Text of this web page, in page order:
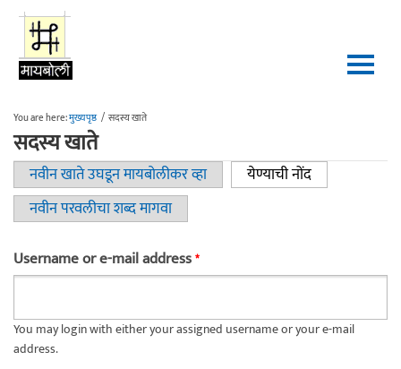
Skip to main content
You are here:मुख्यपृष्ठ / सदस्य खाते
सदस्य खाते
Primary tabs
नवीन खाते उघडून मायबोलीकर व्हा येण्याची नोंद(active tab)
नवीन परवलीचा शब्द मागवा
Username or e-mail address*
You may login with either your assigned username or your e-mail
address.